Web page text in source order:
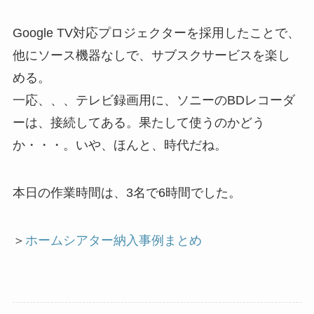
Google TV対応プロジェクターを採用したことで、
他にソース機器なしで、サブスクサービスを楽し
める。
一応、、、テレビ録画用に、ソニーのBDレコーダ
ーは、接続してある。果たして使うのかどう
か・・・。いや、ほんと、時代だね。
本日の作業時間は、3名で6時間でした。
＞ ホームシアター納入事例まとめ